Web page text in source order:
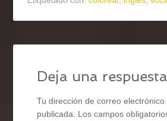
Deja una respuesta
Tu dirección de correo electrónico
publicada.
Los campos